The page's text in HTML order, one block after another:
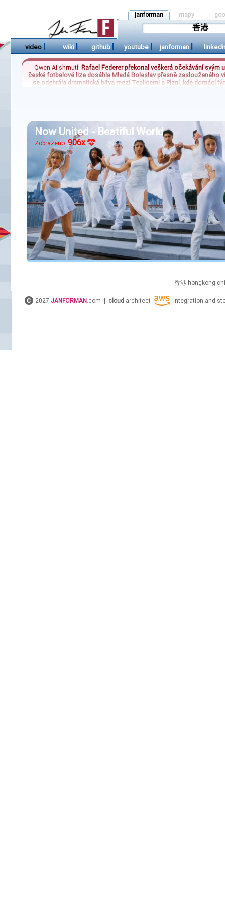
janforman mapy
video | wiki | github | youtube | janforman |
Qwen AI shrnutí: Rafael Federer překonal veškerá očekávání
české fotbalové lize dosáhla Mladá Boleslav přesně zaslouženého
se odehrála dramatická bitva mezi Teplicemi a Plzní, kde domácí
Now United - Beatiful World
Zobrazeno: 906x
香港 hongkong
2027 JANFORMAN .com | cloud architect integration and